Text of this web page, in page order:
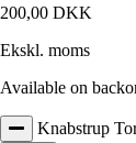
200,00 DKK
Ekskl. moms
Available on
Knabstrup